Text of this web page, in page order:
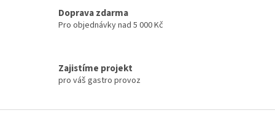
Doprava zdarma
Pro objednávky nad 5 000 Kč
Zajistíme projekt
pro váš gastro provoz